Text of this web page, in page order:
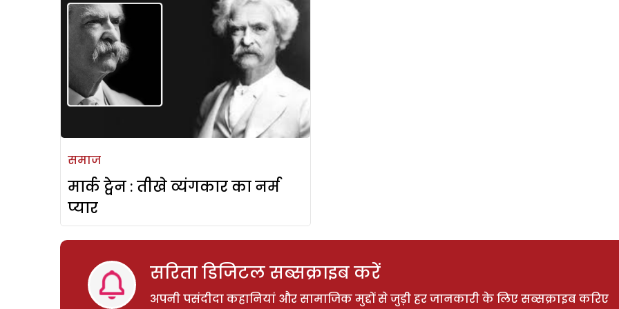
समाज
मार्क ट्वेन : तीखे व्यंगकार का नर्म
प्यार
सरिता डिजिटल सब्सक्राइब करें
अपनी पसंदीदा कहानियां और सामाजिक मुद्दों से जुड़ी हर जानकारी के लिए सब्सक्राइब करिए